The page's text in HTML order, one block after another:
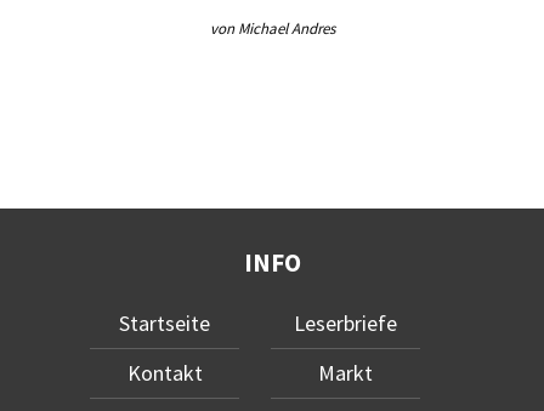
von Michael Andres
INFO
Startseite
Kontakt
Leserbriefe
Markt